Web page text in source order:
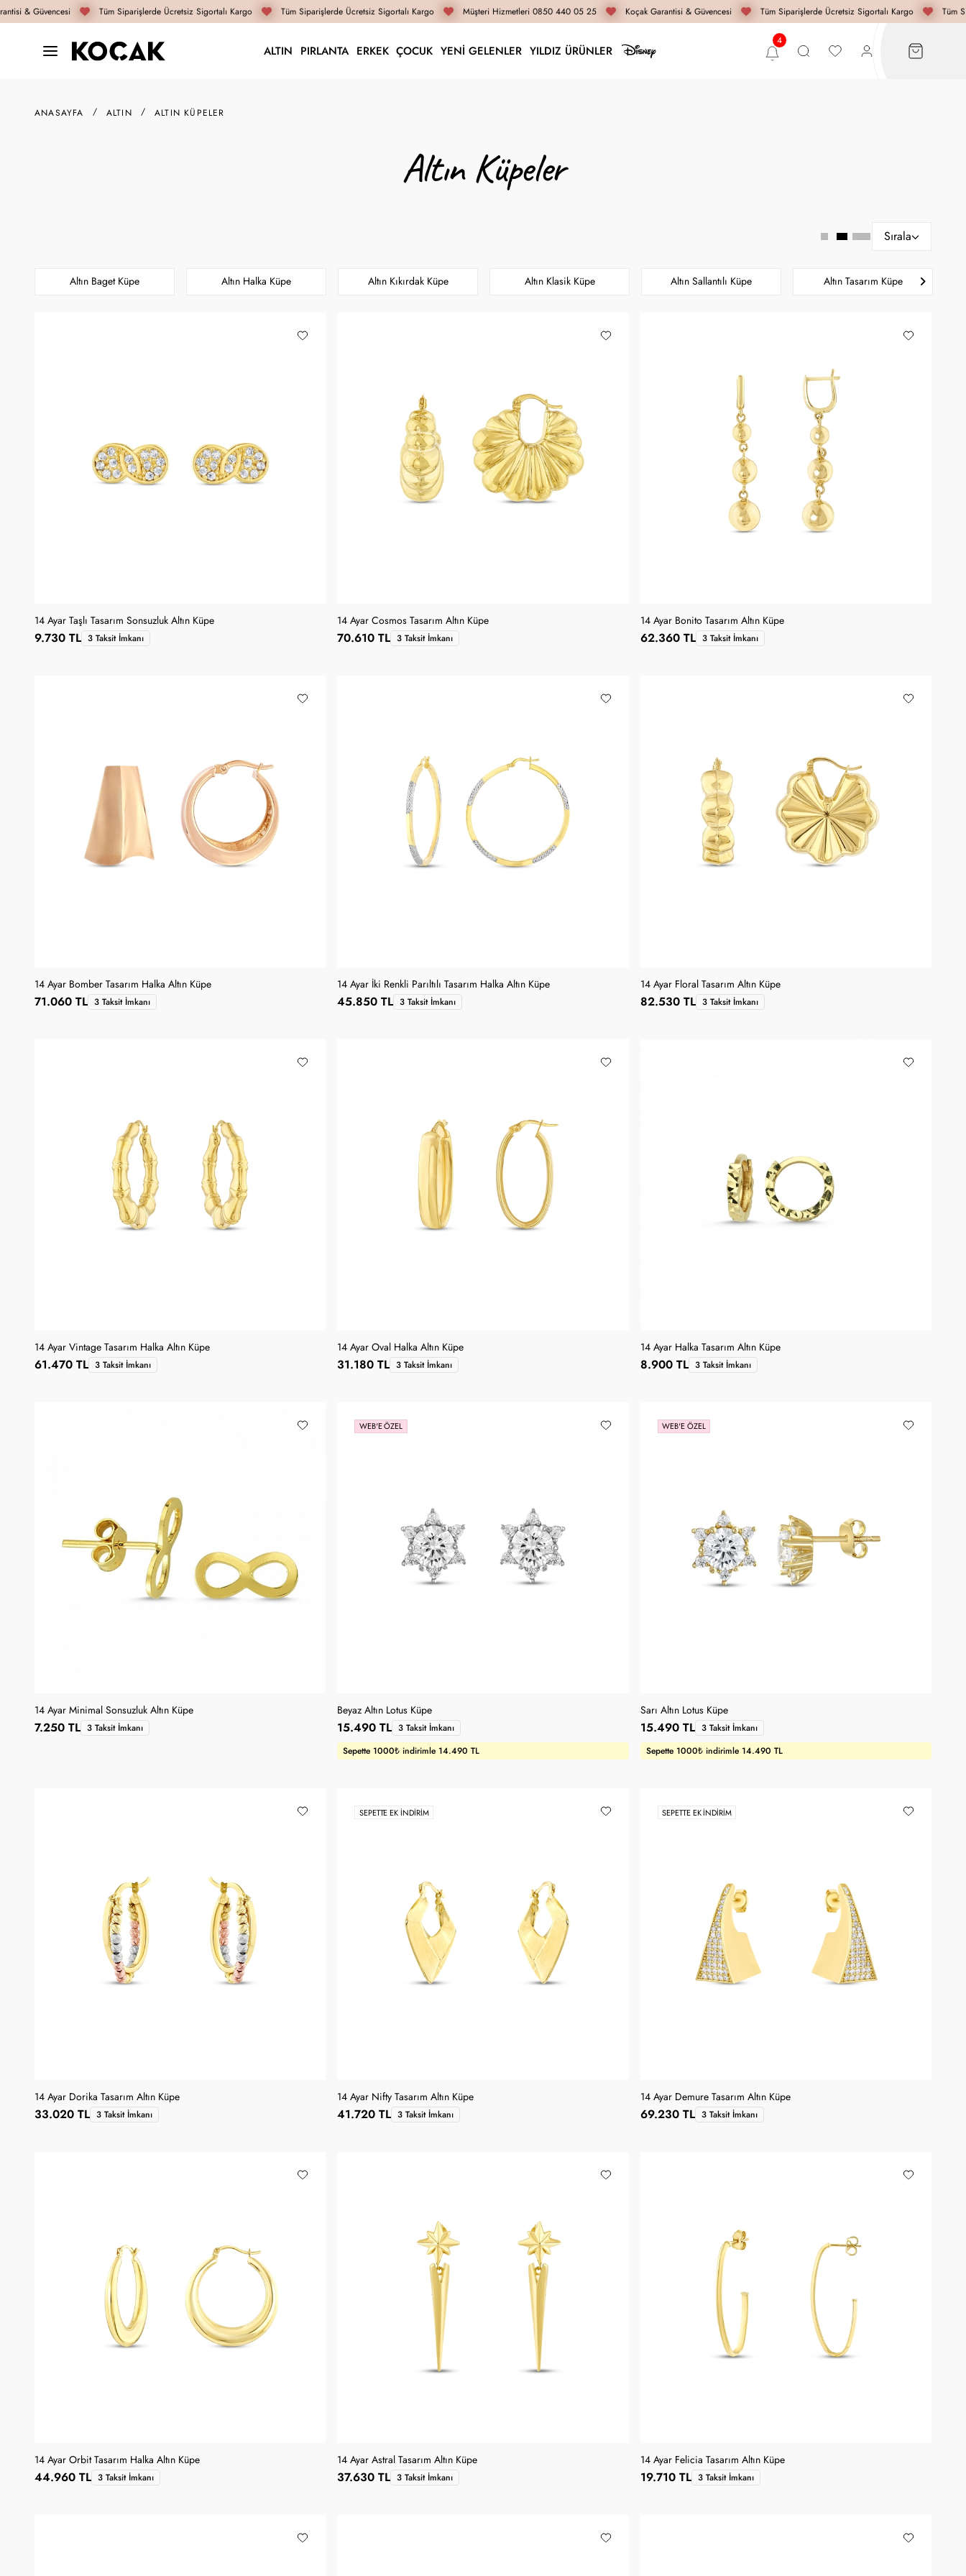
& Güvencesi Tüm Siparişlerde Ücretsiz Sigortalı Kargo Tüm Siparişlerde Ücretsiz Sigortalı Kargo Müşteri Hizmetleri 0850 440 05 25 Koçak Garantisi & Güvencesi Tüm Siparişlerde Ücretsiz Sigortalı Kargo Tüm
ALTIN PIRLANTA ERKEK ÇOCUK YENİ GELENLER YILDIZ ÜRÜNLER
ANASAYFA ALTIN ALTIN KÜPELER
Altın Küpeler
Sırala
Altın Baget Küpe Altın Halka Küpe Altın Kıkırdak Küpe Altın Klasik Küpe Altın Sallantılı Küpe Altın Tasarım Küpe
14 Ayar Taşlı Tasarım Sonsuzluk Altın Küpe
9.730 TL 3 Taksit İmkanı
14 Ayar Cosmos Tasarım Altın Küpe
70.610 TL 3 Taksit İmkanı
14 Ayar Bonito Tasarım Altın Küpe
62.360 TL 3 Taksit İmkanı
14 Ayar Bomber Tasarım Halka Altın Küpe
71.060 TL 3 Taksit İmkanı
14 Ayar İki Renkli Parıltılı Tasarım Halka Altın Küpe
45.850 TL 3 Taksit İmkanı
14 Ayar Floral Tasarım Altın Küpe
82.530 TL 3 Taksit İmkanı
14 Ayar Vintage Tasarım Halka Altın Küpe
61.470 TL 3 Taksit İmkanı
14 Ayar Oval Halka Altın Küpe
31.180 TL 3 Taksit İmkanı
14 Ayar Halka Tasarım Altın Küpe
8.900 TL 3 Taksit İmkanı
14 Ayar Minimal Sonsuzluk Altın Küpe
7.250 TL 3 Taksit İmkanı
WEB'E ÖZEL
Beyaz Altın Lotus Küpe
Sepette 1000₺ indirimle 14.490 TL
15.490 TL 3 Taksit İmkanı
WEB'E ÖZEL
Sarı Altın Lotus Küpe
Sepette 1000₺ indirimle 14.490 TL
15.490 TL 3 Taksit İmkanı
14 Ayar Dorika Tasarım Altın Küpe
33.020 TL 3 Taksit İmkanı
SEPETTE EK İNDIRIM
14 Ayar Nifty Tasarım Altın Küpe
41.720 TL 3 Taksit İmkanı
SEPETTE EK İNDIRIM
14 Ayar Demure Tasarım Altın Küpe
69.230 TL 3 Taksit İmkanı
14 Ayar Orbit Tasarım Halka Altın Küpe
44.960 TL 3 Taksit İmkanı
14 Ayar Astral Tasarım Altın Küpe
37.630 TL 3 Taksit İmkanı
14 Ayar Felicia Tasarım Altın Küpe
19.710 TL 3 Taksit İmkanı